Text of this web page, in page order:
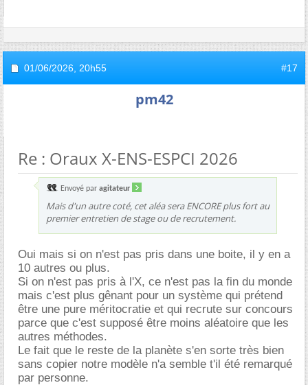
01/06/2026, 20h55 #17
pm42
Re : Oraux X-ENS-ESPCI 2026
Envoyé par agitateur
Mais d'un autre coté, cet aléa sera ENCORE plus fort au
premier entretien de stage ou de recrutement.
Oui mais si on n'est pas pris dans une boite, il y en a
10 autres ou plus.
Si on n'est pas pris à l'X, ce n'est pas la fin du monde
mais c'est plus gênant pour un système qui prétend
être une pure méritocratie et qui recrute sur concours
parce que c'est supposé être moins aléatoire que les
autres méthodes.
Le fait que le reste de la planète s'en sorte très bien
sans copier notre modèle n'a semble t'il été remarqué
par personne.